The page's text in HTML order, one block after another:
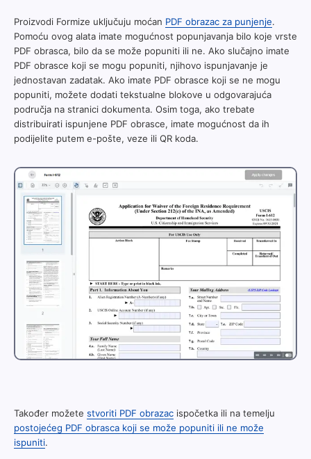
Proizvodi Formize uključuju moćan PDF obrazac za punjenje.
Pomoću ovog alata imate mogućnost popunjavanja bilo koje vrste
PDF obrasca, bilo da se može popuniti ili ne. Ako slučajno imate
PDF obrasce koji se mogu popuniti, njihovo ispunjavanje je
jednostavan zadatak. Ako imate PDF obrasce koji se ne mogu
popuniti, možete dodati tekstualne blokove u odgovarajuća
područja na stranici dokumenta. Osim toga, ako trebate
distribuirati ispunjene PDF obrasce, imate mogućnost da ih
podijelite putem e-pošte, veze ili QR koda.
Također možete stvoriti PDF obrazac ispočetka ili na temelju
postojećeg PDF obrasca koji se može popuniti ili ne može
ispuniti.